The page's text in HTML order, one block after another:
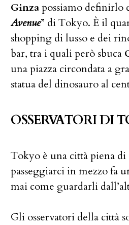
Ginzapossiamo definirlo
Avenue” di Tokyo. È il
shopping di lusso e dei
bar, tra i quali però sbuca
una piazza circondata a
statua del dinosauro al
OSSERVATORI DI
Tokyo è una città piena
passeggiarci in mezzo fa
mai come guardarli
Gli osservatori della città